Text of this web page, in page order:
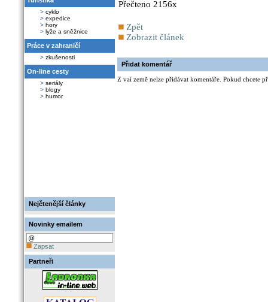
> cyklo
> expedice
> hory
> lyže a sněžnice
Práce v zahraničí
> zkušenosti
On-line cesty
> seriály
> blogy
> humor
Nejčtenější články
Novinky emailem
Zapsat
Partneři
Přečteno 2156x
Zpět
Zobrazit článek
Přidat komentář
Z vaí země nelze přidávat komentáře. Pokud chcete